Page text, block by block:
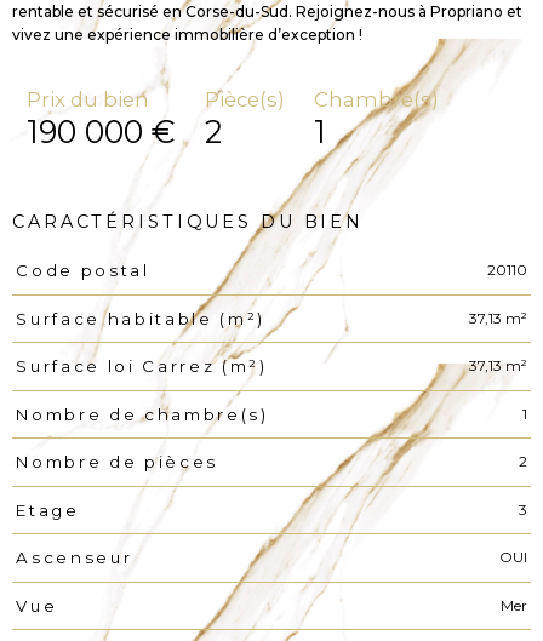
rentable et sécurisé en Corse-du-Sud. Rejoignez-nous à Propriano et
vivez une expérience immobilière d’exception !
Prix du bien
190 000 €
Pièce(s)
2
Chambre(s)
1
CARACTÉRISTIQUES DU BIEN
Caractéristiques
Code postal 20110
Surface habitable (m²) 37,13 m²
Surface loi Carrez (m²) 37,13 m²
Nombre de chambre(s) 1
Nombre de pièces 2
Etage 3
Ascenseur OUI
Vue Mer